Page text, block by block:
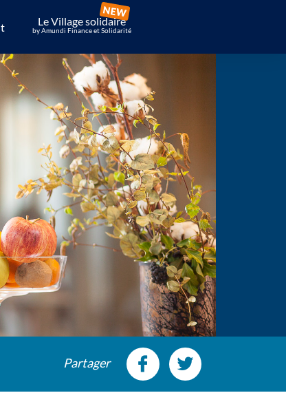
Le Village solidaire
by Amundi Finance et Solidarité
Partager